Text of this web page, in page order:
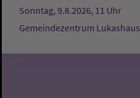
Sonntag, 9.8.2026, 11 Uhr
Gemeindezentrum Lukashaus